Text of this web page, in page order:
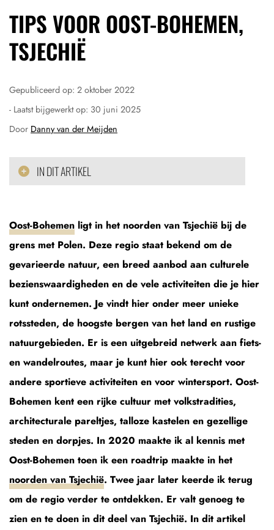
TIPS VOOR OOST-BOHEMEN,
TSJECHIË
Gepubliceerd op: 2 oktober 2022
- Laatst bijgewerkt op: 30 juni 2025
Door Danny van der Meijden
IN DIT ARTIKEL
Oost-Bohemen ligt in het noorden van Tsjechië bij de
grens met Polen. Deze regio staat bekend om de
gevarieerde natuur, een breed aanbod aan culturele
bezienswaardigheden en de vele activiteiten die je hier
kunt ondernemen. Je vindt hier onder meer unieke
rotssteden, de hoogste bergen van het land en rustige
natuurgebieden. Er is een uitgebreid netwerk aan fiets-
en wandelroutes, maar je kunt hier ook terecht voor
andere sportieve activiteiten en voor wintersport. Oost-
Bohemen kent een rijke cultuur met volkstradities,
architecturale pareltjes, talloze kastelen en gezellige
steden en dorpjes. In 2020 maakte ik al kennis met
Oost-Bohemen toen ik een roadtrip maakte in het
noorden van Tsjechië. Twee jaar later keerde ik terug
om de regio verder te ontdekken. Er valt genoeg te
zien en te doen in dit deel van Tsjechië. In dit artikel